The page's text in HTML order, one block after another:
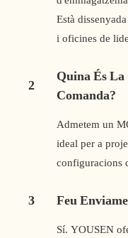
Està
i oficines de
2
Quina És
Comanda?
Admetem un
ideal per a
configuracions
3 Feu
Sí. YOUSEN